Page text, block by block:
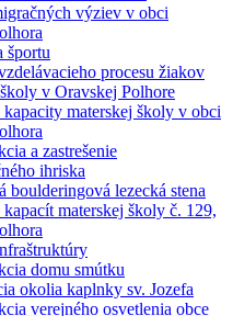
výziev v obci
športu
procesu žiakov
v Oravskej Polhore
kapacity materskej školy v obci
a zastrešenie
ihriska
boulderingová lezecká stena
materskej školy č. 129,
domu smútku
okolia kaplnky sv. Jozefa
verejného osvetlenia obce